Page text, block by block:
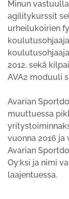
Minun
agilitykurssit
urheilukoirien
2012, sekä
AVA2 moduuli
Avarian
muuttuessa
vuonna 2016 ja
Avarian
Oy:ksi ja nimi
laajentuessa.